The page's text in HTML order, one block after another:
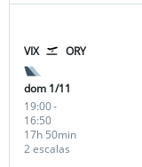
VIX ORY
dom 1/11
19:00-
16:50
2 escalas
17h 50min